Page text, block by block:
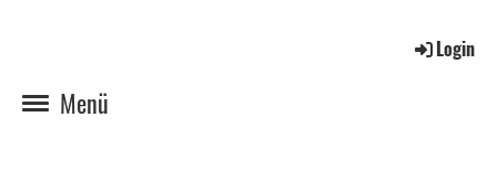
Login
Menü